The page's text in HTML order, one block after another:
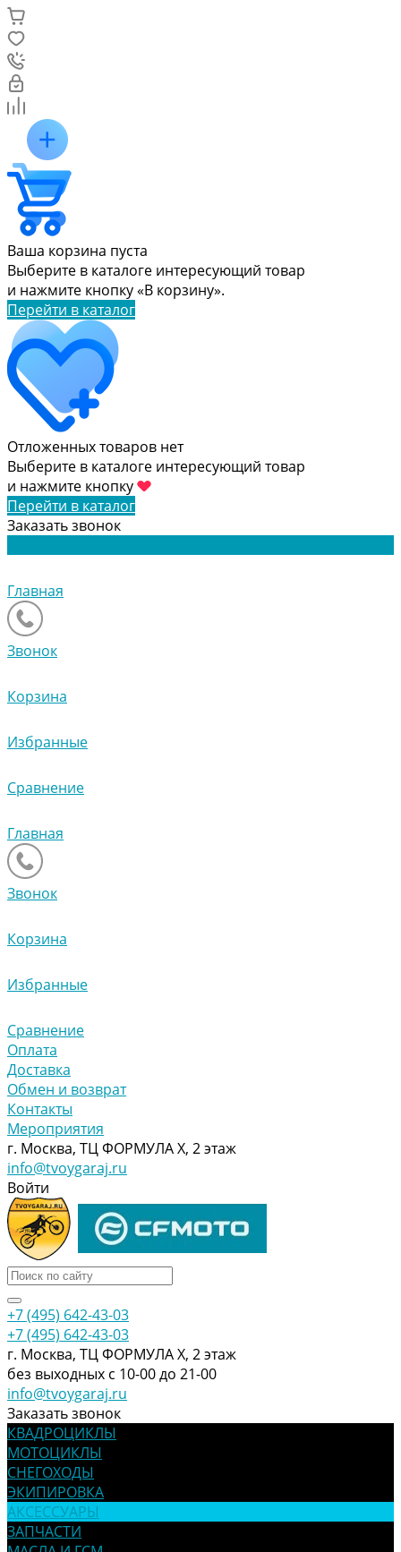
Ваша корзина пуста
Выберите в каталоге интересующий товар
и нажмите кнопку «В корзину».
Перейти в каталог
Отложенных товаров нет
Выберите в каталоге интересующий товар
и нажмите кнопку
Перейти в каталог
Заказать звонок
Главная
Звонок
Корзина
Избранные
Сравнение
Главная
Звонок
Корзина
Избранные
Сравнение
Оплата
Доставка
Обмен и возврат
Контакты
Мероприятия
г. Москва, ТЦ ФОРМУЛА Х, 2 этаж
info@tvoygaraj.ru
Войти
+7 (495) 642-43-03
+7 (495) 642-43-03
г. Москва, ТЦ ФОРМУЛА Х, 2 этаж
без выходных с 10-00 до 21-00
info@tvoygaraj.ru
Заказать звонок
КВАДРОЦИКЛЫ
МОТОЦИКЛЫ
СНЕГОХОДЫ
ЭКИПИРОВКА
АКСЕССУАРЫ
ЗАПЧАСТИ